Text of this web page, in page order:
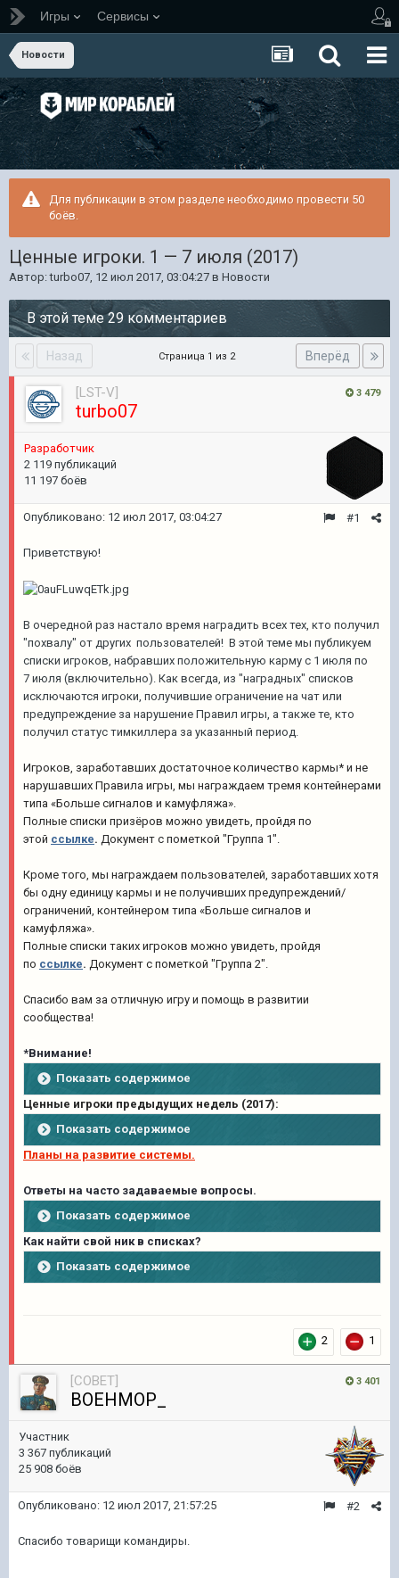
Игры Сервисы
Новости
Для публикации в этом разделе необходимо провести 50
боёв.
Ценные игроки. 1 — 7 июля (2017)
Автор:turbo07, 12 июл 2017, 03:04:27 в Новости
В этой теме 29 комментариев
Назад Вперёд
Страница 1 из 2
3 479
[LST-V]
turbo07
Разработчик
2 119 публикаций
11 197 боёв
#1
Опубликовано: 12 июл 2017, 03:04:27
Приветствую!
В очередной раз настало время наградить всех тех, кто получил
"похвалу" от других пользователей! В этой теме мы публикуем
списки игроков, набравших положительную карму с 1 июля по
7 июля (включительно). Как всегда, из "наградных" списков
исключаются игроки, получившие ограничение на чат или
предупреждение за нарушение Правил игры, а также те, кто
получил статус тимкиллера за указанный период.
Игроков, заработавших достаточное количество кармы* и не
нарушавших Правила игры, мы награждаем тремя контейнерами
типа «Больше сигналов и камуфляжа».
Полные списки призёров можно увидеть, пройдя по
этой ссылке. Документ с пометкой "Группа 1".
Кроме того, мы награждаем пользователей, заработавших хотя
бы одну единицу кармы и не получивших предупреждений/
ограничений, контейнером типа «Больше сигналов и
камуфляжа»
Полные списки таких игроков можно увидеть, пройдя
по ссылке. Документ с пометкой "Группа 2".
Спасибо вам за отличную игру и помощь в развитии
сообщества!
*Внимание!
Показать содержимое
Ценные игроки предыдущих недель (2017):
Показать содержимое
Планы на развитие системы.
Ответы на часто задаваемые вопросы.
Показать содержимое
Как найти свой ник в списках?
Показать содержимое
2 1
3 401
[COBET]
BOEHMOP_
Участник
3 367 публикаций
25 908 боёв
#2
Опубликовано: 12 июл 2017, 21:57:25
Спасибо товарищи командиры.